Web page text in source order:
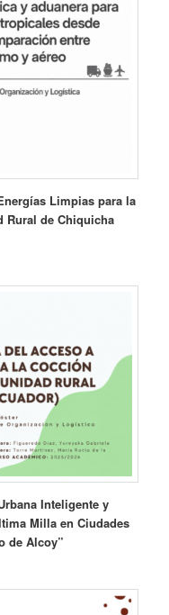
Limpias para la
Rural de Chiquicha
Inteligente y
Milla en Ciudades
de Alcoy”